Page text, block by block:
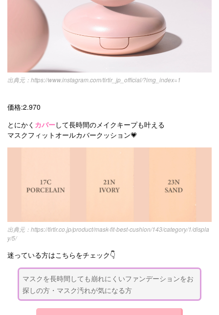
https://www.instagram.com/tirtir_jp_official/?img_index=1
価格:2.970
とにかく カバーして長時間のメイクキープも叶える
マスクフィットオールカバークッション💗
https://tirtir.co.jp/product/mask-fit-best-cushion/143/category/1/displa
y/5/
迷っている方はこちらをチェック👇
マスクを長時間しても崩れにくいファンデーションをお
探しの方・マスク汚れが気になる方